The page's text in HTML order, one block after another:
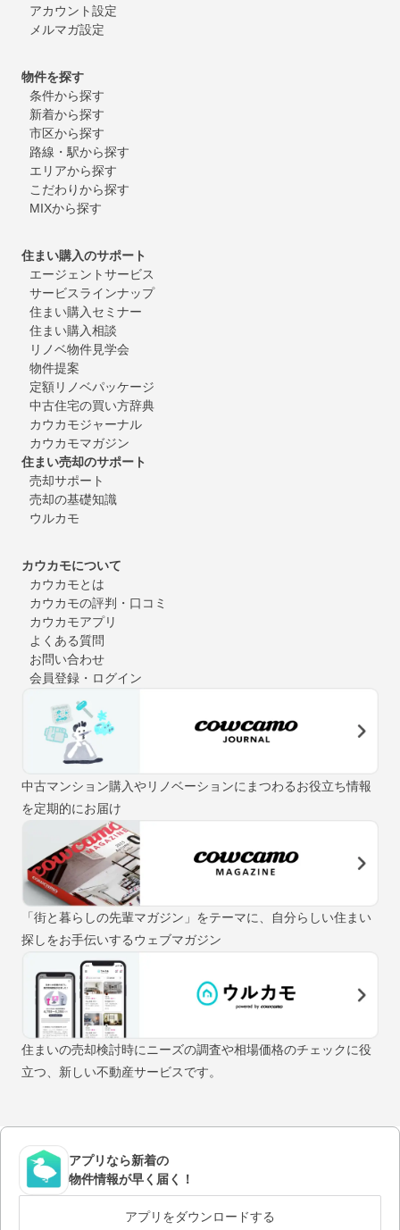
アカウント設定
メルマガ設定
物件を探す
条件から探す
新着から探す
市区から探す
路線・駅から探す
エリアから探す
こだわりから探す
MIXから探す
住まい購入のサポート
エージェントサービス
サービスラインナップ
住まい購入セミナー
住まい購入相談
リノベ物件見学会
物件提案
定額リノベパッケージ
中古住宅の買い方辞典
カウカモジャーナル
カウカモマガジン
住まい売却のサポート
売却サポート
売却の基礎知識
ウルカモ
カウカモについて
カウカモとは
カウカモの評判・口コミ
カウカモアプリ
よくある質問
お問い合わせ
会員登録・ログイン
中古マンション購入やリノベーションにまつわるお役立ち情報
を定期的にお届け
「街と暮らしの先輩マガジン」をテーマに、自分らしい住まい
探しをお手伝いするウェブマガジン
住まいの売却検討時にニーズの調査や相場価格のチェックに役
立つ、新しい不動産サービスです。
アプリなら新着の
物件情報が早く届く！
アプリをダウンロードする